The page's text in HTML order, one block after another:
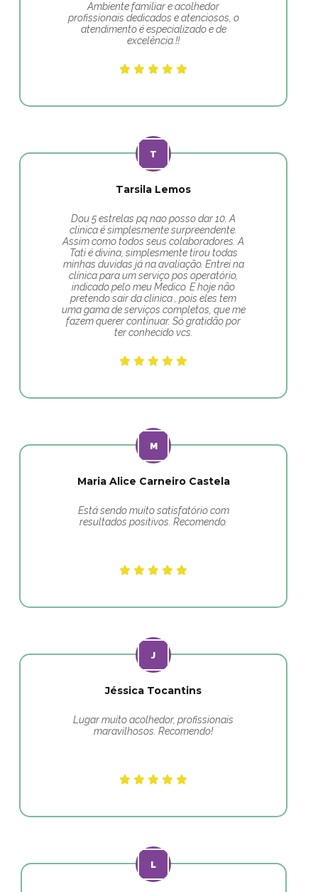
Ambiente familiar e acolhedor
profissionais dedicados e atenciosos, o
atendimento é especializado e de
excelência.!!
Tarsila Lemos
Dou 5 estrelas pq nao posso dar 10. A
clinica é simplesmente surpreendente.
Assim como todos seus colaboradores. A
Tati é divina, simplesmente tirou todas
minhas duvidas já na avaliação. Entrei na
clínica para um serviço pos operatório,
indicado pelo meu Medico. E hoje não
pretendo sair da clinica , pois eles tem
uma gama de serviços completos, que me
fazem querer continuar. Só gratidão por
ter conhecido vcs.
Maria Alice Carneiro Castela
Está sendo muito satisfatório com
resultados positivos. Recomendo.
Jéssica Tocantins
Lugar muito acolhedor, profissionais
maravilhosos. Recomendo!